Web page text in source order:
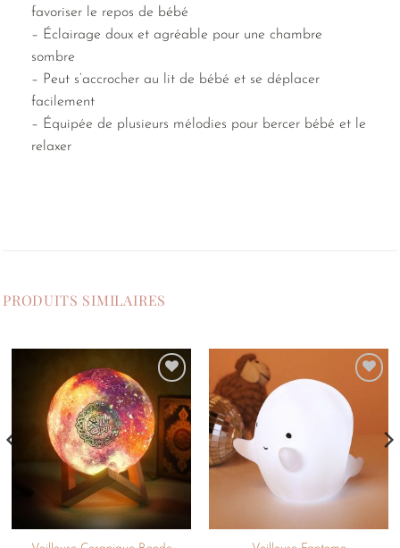
favoriser le repos de bébé
– Éclairage doux et agréable pour une chambre
sombre
– Peut s’accrocher au lit de bébé et se déplacer
facilement
– Équipée de plusieurs mélodies pour bercer bébé et le
relaxer
PRODUITS SIMILAIRES
Ajouter
à la
liste de
souhaits
liste de
souhaits